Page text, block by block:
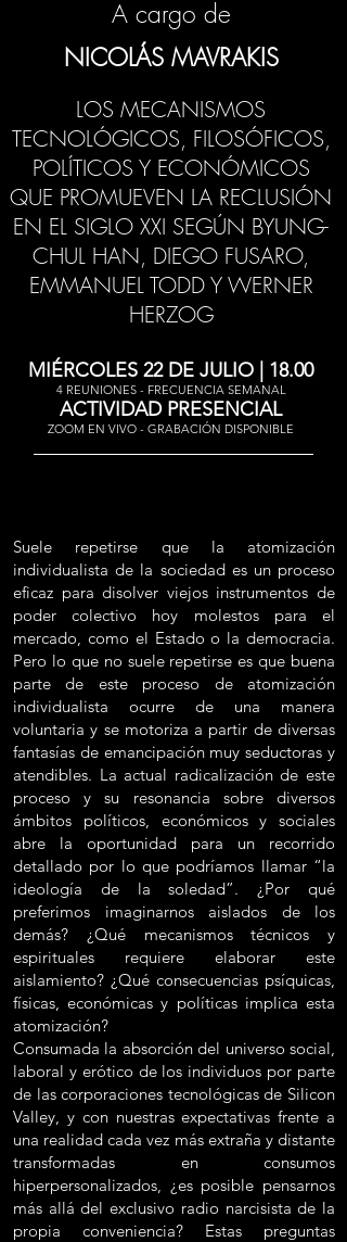
A cargo de
NICOLÁS MAVRAKIS
LOS MECANISMOS
TECNOLÓGICOS, FILOSÓFICOS,
POLÍTICOS Y ECONÓMICOS
QUE PROMUEVEN LA RECLUSIÓN
EN EL SIGLO XXI SEGÚN BYUNG-
CHUL HAN, DIEGO FUSARO,
EMMANUEL TODD Y WERNER
HERZOG
MIÉRCOLES 22 DE JULIO | 18.00
4 REUNIONES - FRECUENCIA SEMANAL
ACTIVIDAD PRESENCIAL
ZOOM EN VIVO - GRABACIÓN DISPONIBLE
Suele repetirse que la atomización
individualista de la sociedad es un proceso
eficaz para disolver viejos instrumentos de
poder colectivo hoy molestos para el
mercado, como el Estado o la democracia.
Pero lo que no suele repetirse es que buena
parte de este proceso de atomización
individualista ocurre de una manera
voluntaria y se motoriza a partir de diversas
fantasías de emancipación muy seductoras y
atendibles. La actual radicalización de este
proceso y su resonancia sobre diversos
ámbitos políticos, económicos y sociales
abre la oportunidad para un recorrido
detallado por lo que podríamos llamar “la
ideología de la soledad”. ¿Por qué
preferimos imaginarnos aislados de los
demás? ¿Qué mecanismos técnicos y
espirituales requiere elaborar este
aislamiento? ¿Qué consecuencias psíquicas,
físicas, económicas y políticas implica esta
atomización?
Consumada la absorción del universo social,
laboral y erótico de los individuos por parte
de las corporaciones tecnológicas de Silicon
Valley, y con nuestras expectativas frente a
una realidad cada vez más extraña y distante
transformadas en consumos
hiperpersonalizados, ¿es posible pensarnos
más allá del exclusivo radio narcisista de la
propia conveniencia? Estas preguntas